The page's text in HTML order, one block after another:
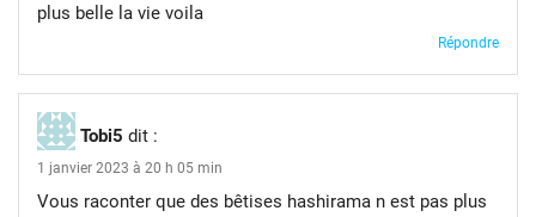
plus belle la vie voila
Répondre
Tobi5 dit :
1 janvier 2023 à 20 h 05 min
Vous raconter que des bêtises hashirama n est pas plus